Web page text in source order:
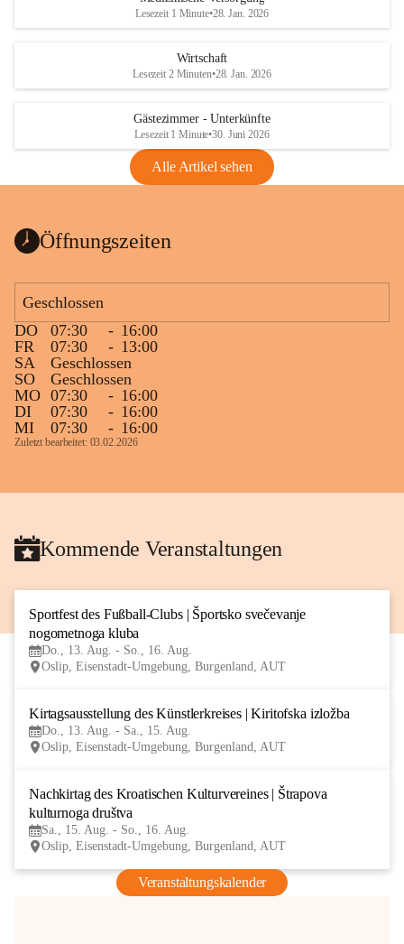
Lesezeit 1 Minute•28. Jan. 2026
Wirtschaft
Lesezeit 2 Minuten•28. Jan. 2026
Gästezimmer - Unterkünfte
Lesezeit 1 Minute•30. Juni 2026
Alle Artikel sehen
Öffnungszeiten
Geschlossen
DO
07:30 - 16:00
FR
07:30 - 13:00
SA
Geschlossen
SO
Geschlossen
MO 07:30 - 16:00
DI
07:30 - 16:00
MI
07:30 - 16:00
Zuletzt bearbeitet: 03.02.2026
Kommende Veranstaltungen
Sportfest des Fußball-Clubs | Športsko svečevanje
nogometnoga kluba
Do., 13. Aug. - So., 16. Aug.
Oslip, Eisenstadt-Umgebung, Burgenland, AUT
Kirtagsausstellung des Künstlerkreises | Kiritofska izložba
Do., 13. Aug. - Sa., 15. Aug.
Oslip, Eisenstadt-Umgebung, Burgenland, AUT
Nachkirtag des Kroatischen Kulturvereines | Štrapova
kulturnoga društva
Sa., 15. Aug. - So., 16. Aug.
Oslip, Eisenstadt-Umgebung, Burgenland, AUT
Veranstaltungskalender